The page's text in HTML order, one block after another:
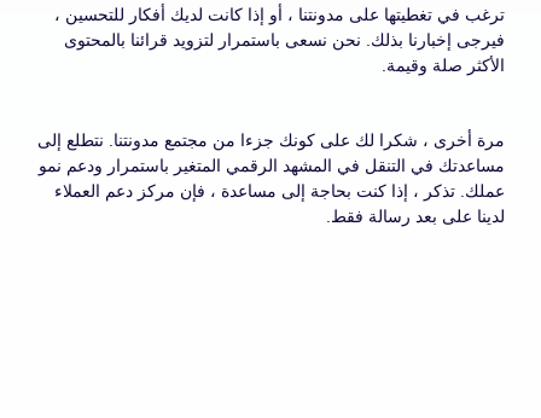
ترغب في تغطيتها على مدونتنا ، أو إذا كانت لديك أفكار للتحسين ،
فيرجى إخبارنا بذلك. نحن نسعى باستمرار لتزويد قرائنا بالمحتوى
الأكثر صلة وقيمة.
مرة أخرى ، شكرا لك على كونك جزءا من مجتمع مدونتنا. نتطلع إلى
مساعدتك في التنقل في المشهد الرقمي المتغير باستمرار ودعم نمو
عملك. تذكر ، إذا كنت بحاجة إلى مساعدة ، فإن مركز دعم العملاء
لدينا على بعد رسالة فقط.